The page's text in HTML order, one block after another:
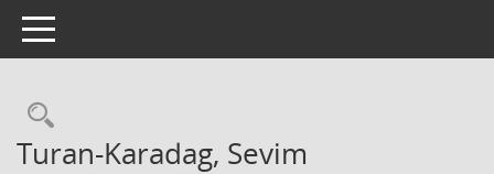
Toggle navigation
Rechercheauswahl
Turan-Karadag, Sevim